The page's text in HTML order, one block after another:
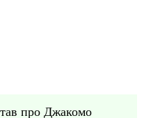
про Джакомо